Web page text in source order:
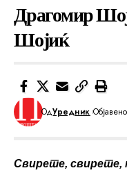
Драгомир
Шојиќ
ОдУредник
Свирете, свирете,